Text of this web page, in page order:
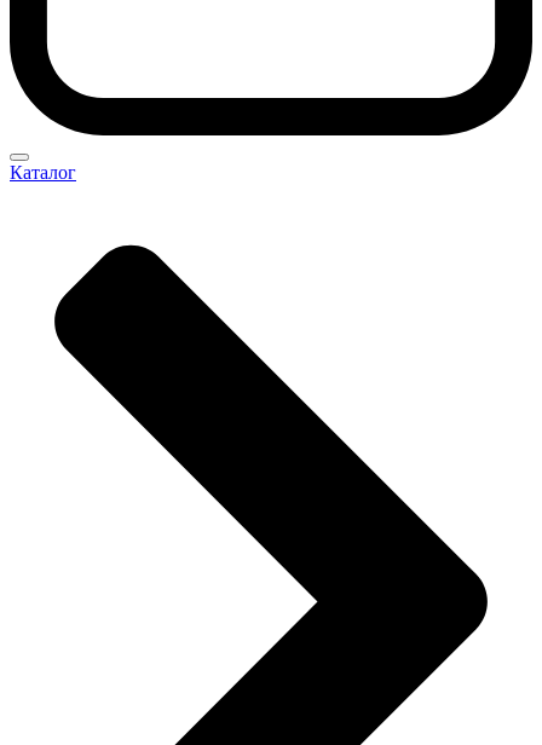
Каталог